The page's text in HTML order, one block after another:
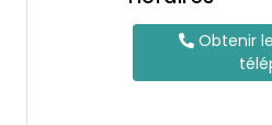
Obtenir